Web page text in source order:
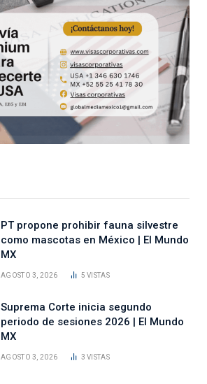
PT propone prohibir fauna silvestre
como mascotas en México | El Mundo
MX
AGOSTO 3, 2026 5VISTAS
Suprema Corte inicia segundo
periodo de sesiones 2026 | El Mundo
MX
AGOSTO 3, 2026 3VISTAS